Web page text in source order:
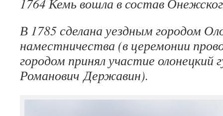
1764 Кемь вошла в состав
В 1785 сделана уездным городом
наместничества (в церемонии
городом принял участие олонецкий
Романович Державин).